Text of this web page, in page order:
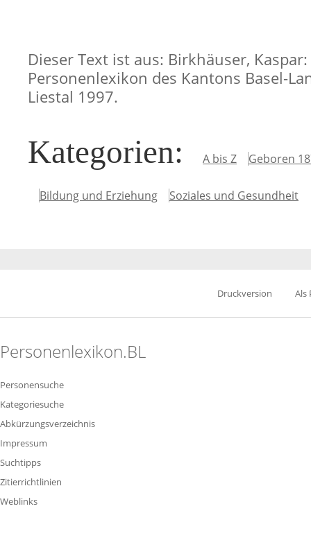
Dieser Text ist aus: Birkhäuser, Kaspar:
Personenlexikon des Kantons Basel-
Liestal 1997.
Kategorien: A bis Z Geboren
Bildung und Erziehung Soziales und Gesundheit
Druckversion Als
Personenlexikon.BL
Personensuche
Kategoriesuche
Abkürzungsverzeichnis
Impressum
Suchtipps
Zitierrichtlinien
Weblinks